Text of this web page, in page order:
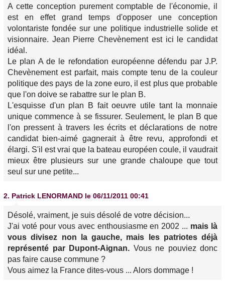
A cette conception purement comptable de l'économie, il
est en effet grand temps d'opposer une conception
volontariste fondée sur une politique industrielle solide et
visionnaire. Jean Pierre Chevènement est ici le candidat
idéal.
Le plan A de le refondation européenne défendu par J.P.
Chevènement est parfait, mais compte tenu de la couleur
politique des pays de la zone euro, il est plus que probable
que l'on doive se rabattre sur le plan B.
L'esquisse d'un plan B fait oeuvre utile tant la monnaie
unique commence à se fissurer. Seulement, le plan B que
l'on pressent à travers les écrits et déclarations de notre
candidat bien-aimé gagnerait à être revu, approfondi et
élargi. S'il est vrai que la bateau européen coule, il vaudrait
mieux être plusieurs sur une grande chaloupe que tout
seul sur une petite...
2. Patrick LENORMAND le 06/11/2011 00:41
Désolé, vraiment, je suis désolé de votre décision...
J'ai voté pour vous avec enthousiasme en 2002 ... mais là
vous divisez non la gauche, mais les patriotes déjà
représenté par Dupont-Aignan. Vous ne pouviez donc
pas faire cause commune ?
Vous aimez la France dites-vous ... Alors dommage !